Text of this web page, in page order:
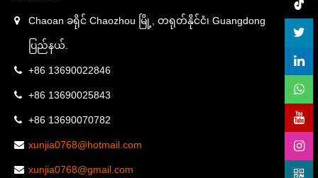
Chaoan ခရိုင် Chaozhou မြို့, တရုတ်နိုင်ငံ၊ Guangdong
ပြည်နယ်.
+86 13690022846
+86 13690025843
+86 13690070782
xunjia0768@hotmail.com
xunjia0768@gmail.com